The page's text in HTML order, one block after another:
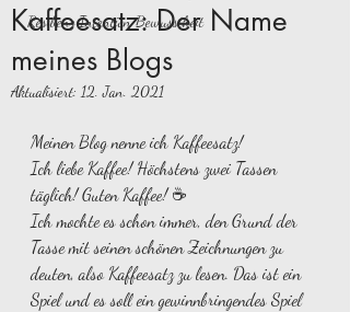
Resilienz Intention Bewusstheit
Kaffeesatz: Der Name
meines Blogs
Aktualisiert: 12. Jan. 2021
Meinen Blog nenne ich Kaffeesatz!
Ich liebe Kaffee! Höchstens zwei Tassen
täglich! Guten Kaffee! ☕️
Ich mochte es schon immer, den Grund der
Tasse mit seinen schönen Zeichnungen zu
deuten, also Kaffeesatz zu lesen. Das ist ein
Spiel und es soll ein gewinnbringendes Spiel